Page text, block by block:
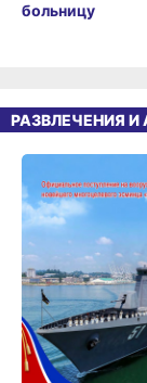
больницу
РАЗВЛЕЧЕНИЯ